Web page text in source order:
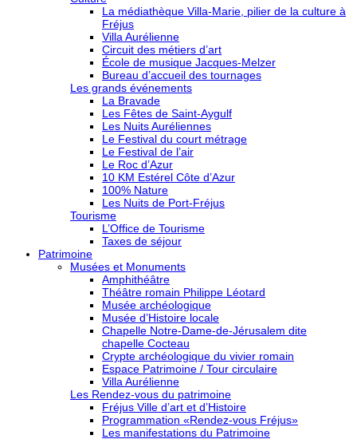
La médiathèque Villa-Marie, pilier de la culture à
Fréjus
Villa Aurélienne
Circuit des métiers d’art
École de musique Jacques-Melzer
Bureau d’accueil des tournages
Les grands événements
La Bravade
Les Fêtes de Saint-Aygulf
Les Nuits Auréliennes
Le Festival du court métrage
Le Festival de l’air
Le Roc d’Azur
10 KM Estérel Côte d’Azur
100% Nature
Les Nuits de Port-Fréjus
Tourisme
L’Office de Tourisme
Taxes de séjour
Patrimoine
Musées et Monuments
Amphithéâtre
Théâtre romain Philippe Léotard
Musée archéologique
Musée d’Histoire locale
Chapelle Notre-Dame-de-Jérusalem dite
chapelle Cocteau
Crypte archéologique du vivier romain
Espace Patrimoine / Tour circulaire
Villa Aurélienne
Les Rendez-vous du patrimoine
Fréjus Ville d’art et d’Histoire
Programmation «Rendez-vous Fréjus»
Les manifestations du Patrimoine